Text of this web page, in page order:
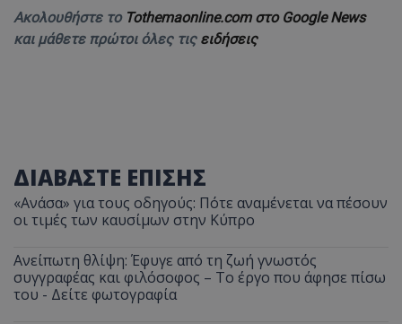
Ακολουθήστε το Tothemaonline.com στο Google News
και μάθετε πρώτοι όλες τις ειδήσεις
ΔΙΑΒΑΣΤΕ ΕΠΙΣΗΣ
«Ανάσα» για τους οδηγούς: Πότε αναμένεται να πέσουν
οι τιμές των καυσίμων στην Κύπρο
Ανείπωτη θλίψη: Έφυγε από τη ζωή γνωστός
συγγραφέας και φιλόσοφος – Το έργο που άφησε πίσω
του - Δείτε φωτογραφία